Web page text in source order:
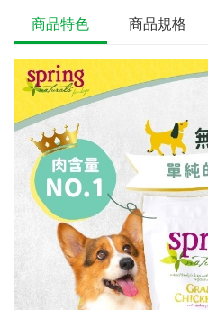
商品特色 商品規格